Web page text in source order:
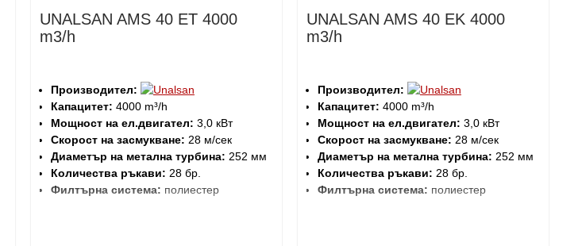
UNALSAN AMS 40 ET 4000
m3/h
Производител:
Капацитет: 4000 m³/h
Мощност на ел.двигател: 3,0 кВт
Скорост на засмукване: 28 м/сек
Диаметър на метална турбина: 252 мм
Количества ръкави: 28 бр.
Филтърна система: полиестер
UNALSAN AMS 40 EK 4000
m3/h
Производител:
Капацитет: 4000 m³/h
Мощност на ел.двигател: 3,0 кВт
Скорост на засмукване: 28 м/сек
Диаметър на метална турбина: 252 мм
Количества ръкави: 28 бр.
Филтърна система: полиестер